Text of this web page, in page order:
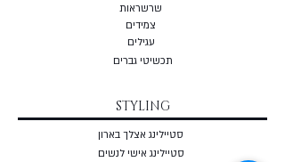
שרשראות
צמידים
עגילים
תכשיטי גברים
STYLING
סטיילינג אצלך בארון
סטיילינג אישי לנשים